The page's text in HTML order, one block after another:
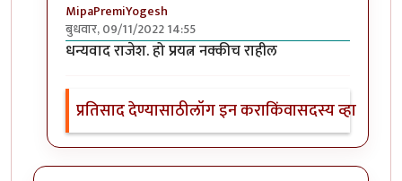
MipaPremiYogesh
बुधवार, 09/11/2022 14:55
In reply toमस्त लेखbyराजेंद्र मेहेंदळे
धन्यवाद राजेश. हो प्रयत्न नक्कीच राहील
प्रतिसाद देण्यासाठीलॉग इन कराकिंवासदस्य व्हा